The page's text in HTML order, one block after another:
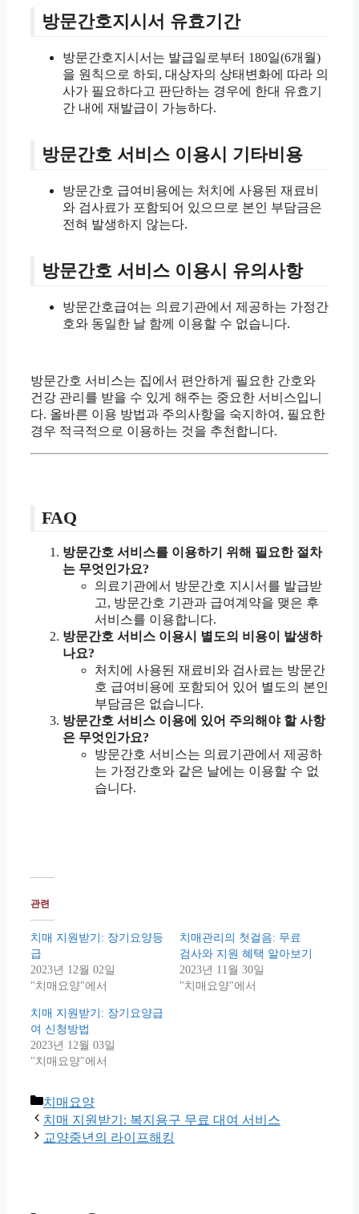
방문간호지시서 유효기간
방문간호지시서는 발급일로부터 180일(6개월)
을 원칙으로 하되, 대상자의 상태변화에 따라 의
사가 필요하다고 판단하는 경우에 한대 유효기
간 내에 재발급이 가능하다.
방문간호 서비스 이용시 기타비용
방문간호 급여비용에는 처치에 사용된 재료비
와 검사료가 포함되어 있으므로 본인 부담금은
전혀 발생하지 않는다.
방문간호 서비스 이용시 유의사항
방문간호급여는 의료기관에서 제공하는 가정간
호와 동일한 날 함께 이용할 수 없습니다.
방문간호 서비스는 집에서 편안하게 필요한 간호와
건강 관리를 받을 수 있게 해주는 중요한 서비스입니
다. 올바른 이용 방법과 주의사항을 숙지하여, 필요한
경우 적극적으로 이용하는 것을 추천합니다.
FAQ
방문간호 서비스를 이용하기 위해 필요한 절차
는 무엇인가요?
의료기관에서 방문간호 지시서를 발급받
고, 방문간호 기관과 급여계약을 맺은 후
서비스를 이용합니다.
방문간호 서비스 이용시 별도의 비용이 발생하
나요?
처치에 사용된 재료비와 검사료는 방문간
호 급여비용에 포함되어 있어 별도의 본인
부담금은 없습니다.
방문간호 서비스 이용에 있어 주의해야 할 사항
은 무엇인가요?
방문간호 서비스는 의료기관에서 제공하
는 가정간호와 같은 날에는 이용할 수 없
습니다.
관련
치매 지원받기: 장기요양등
급
2023년 12월 02일
"치매요양"에서
치매관리의 첫걸음: 무료
검사와 지원 혜택 알아보기
2023년 11월 30일
"치매요양"에서
치매 지원받기: 장기요양급
여 신청방법
2023년 12월 03일
"치매요양"에서
Categories
치매요양
치매 지원받기: 복지용구 무료 대여 서비스
교양중년의 라이프해킹